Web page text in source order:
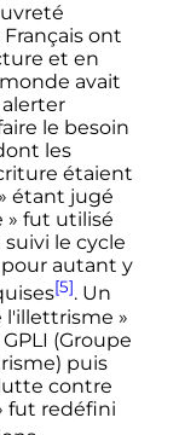
ont
et en
avait
alerter
le besoin
les
étaient
étant jugé
» fut utilisé
le cycle
pour autant y
[5]. Un
l'illettrisme »
(Groupe
puis
contre
fut redéfini